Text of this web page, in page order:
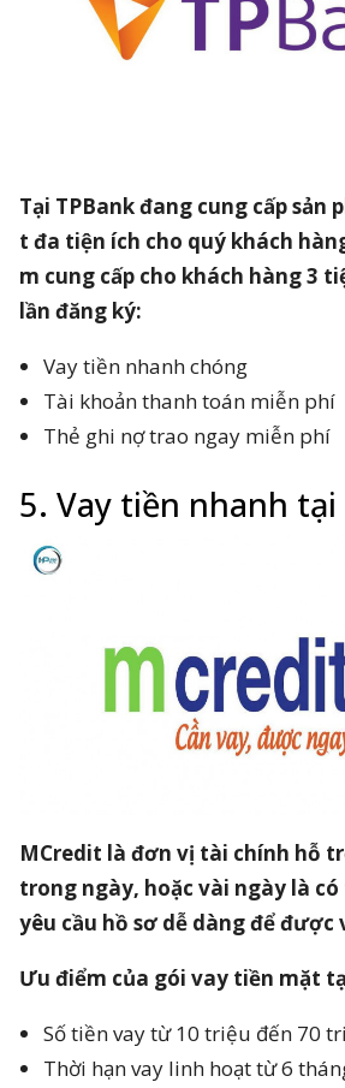
Tại TPBank đang cung cấp sản
t đa tiện ích cho quý khách
m cung cấp cho khách hàng 3
lần đăng ký:
Vay tiền nhanh chóng
Tài khoản thanh toán miễn phí
Thẻ ghi nợ trao ngay miễn phí
5. Vay tiền nhanh
MCredit là đơn vị tài chính hỗ
trong ngày, hoặc vài ngày là
yêu cầu hồ sơ dễ dàng để được
Ưu điểm của gói vay tiền mặt
Số tiền vay từ 10 triệu đến 70
Thời hạn vay linh hoạt từ 6